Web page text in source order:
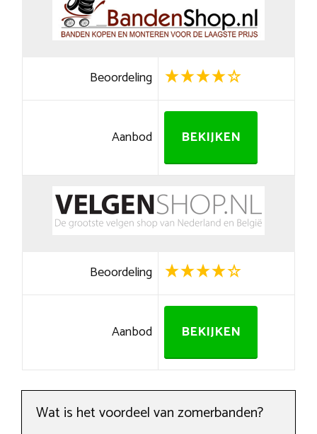
Beoordeling
Aanbod BEKIJKEN
Beoordeling
Aanbod BEKIJKEN
Wat is het voordeel van zomerbanden?